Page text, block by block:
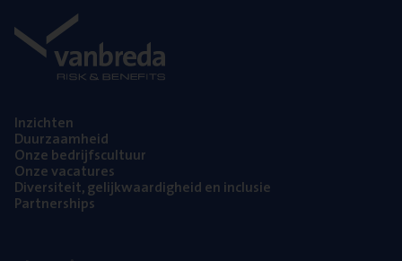
Inzich­ten
Duur­zaam­heid
Onze bedrijfs­cul­tuur
Onze vaca­tu­res
Diver­si­teit, gelijk­waar­dig­heid en inclusie
Part­ner­ships